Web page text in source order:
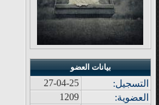
بيانات العضو
التسجيل:
27-04-25
العضوية:
1209